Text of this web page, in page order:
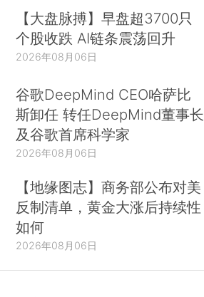
【大盘脉搏】早盘超3700只
个股收跌 AI链条震荡回升
2026年08月06日
谷歌DeepMind CEO哈萨比
斯卸任 转任DeepMind董事长
及谷歌首席科学家
2026年08月06日
【地缘图志】商务部公布对美
反制清单，黄金大涨后持续性
如何
2026年08月06日